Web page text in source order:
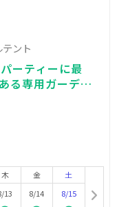
ント
ーティーに最
る専用ガーデン
型でBBQが可
木
13
金
8/14
土
8/15